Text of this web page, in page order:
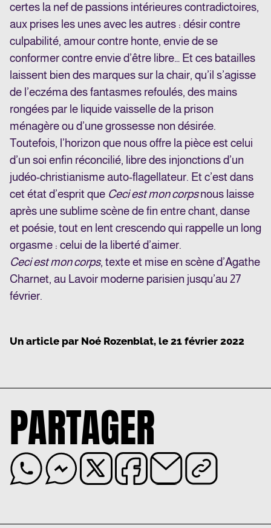
certes la nef de passions intérieures contradictoires,
aux prises les unes avec les autres : désir contre
culpabilité, amour contre honte, envie de se
conformer contre envie d’être libre… Et ces batailles
laissent bien des marques sur la chair, qu’il s’agisse
de l’eczéma des fantasmes refoulés, des mains
rongées par le liquide vaisselle de la prison
ménagère ou d’une grossesse non désirée.
Toutefois, l’horizon que nous offre la pièce est celui
d’un soi enfin réconcilié, libre des injonctions d’un
judéo-christianisme auto-flagellateur. Et c’est dans
cet état d’esprit que Ceci est mon corpsnous laisse
après une sublime scène de fin entre chant, danse
et poésie, tout en lent crescendo qui rappelle un long
orgasme : celui de la liberté d’aimer.
Ceci est mon corps, texte et mise en scène d’Agathe
Charnet, au Lavoir moderne parisien jusqu’au 27
février.
Un article par Noé Rozenblat, le 21 février 2022
PARTAGER